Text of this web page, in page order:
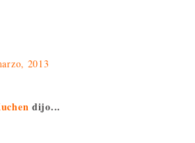
2013
dijo...